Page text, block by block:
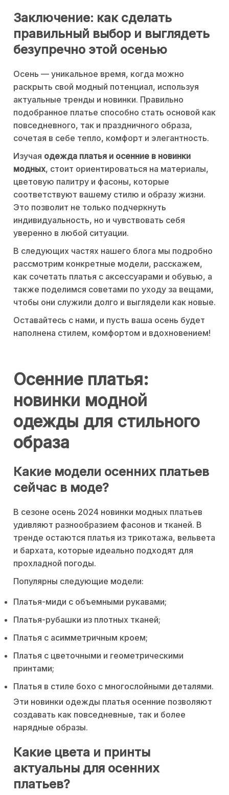
Заключение: как сделать
правильный выбор и выглядеть
безупречно этой осенью
Осень — уникальное время, когда можно
раскрыть свой модный потенциал, используя
актуальные тренды и новинки. Правильно
подобранное платье способно стать основой как
повседневного, так и праздничного образа,
сочетая в себе тепло, комфорт и элегантность.
Изучая одежда платья и осенние в новинки
модных, стоит ориентироваться на материалы,
цветовую палитру и фасоны, которые
соответствуют вашему стилю и образу жизни.
Это позволит не только подчеркнуть
индивидуальность, но и чувствовать себя
уверенно в любой ситуации.
В следующих частях нашего блога мы подробно
рассмотрим конкретные модели, расскажем,
как сочетать платья с аксессуарами и обувью, а
также поделимся советами по уходу за вещами,
чтобы они служили долго и выглядели как новые.
Оставайтесь с нами, и пусть ваша осень будет
наполнена стилем, комфортом и вдохновением!
Осенние платья:
новинки модной
одежды для стильного
образа
Какие модели осенних платьев
сейчас в моде?
В сезоне осень 2024 новинки модных платьев
удивляют разнообразием фасонов и тканей. В
тренде остаются платья из трикотажа, вельвета
и бархата, которые идеально подходят для
прохладной погоды.
Популярны следующие модели:
Платья-миди с объемными рукавами;
Платья-рубашки из плотных тканей;
Платья с асимметричным кроем;
Платья с цветочными и геометрическими
принтами;
Платья в стиле бохо с многослойными деталями.
Эти новинки одежды платья осенние позволяют
создавать как повседневные, так и более
нарядные образы.
Какие цвета и принты
актуальны для осенних
платьев?